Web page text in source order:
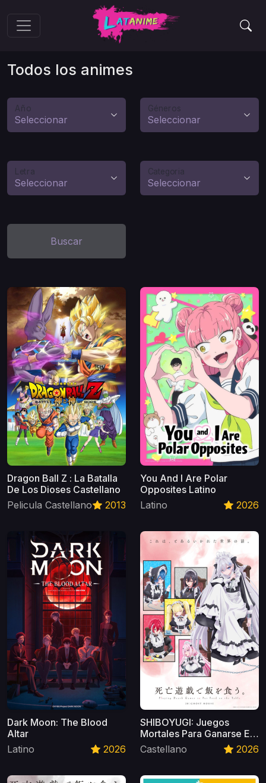
Todos los animes
Año Géneros
Letra Categoria
Buscar
Dragon Ball Z : La Batalla
De Los Dioses Castellano
Pelicula Castellano
2013
You And I Are Polar
Opposites Latino
Latino
2026
Dark Moon: The Blood
Altar
Latino
2026
SHIBOYUGI: Juegos
Mortales Para Ganarse El
Pan Castellano
Castellano 2026